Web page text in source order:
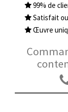
99% de
Satisfait
Œuvre